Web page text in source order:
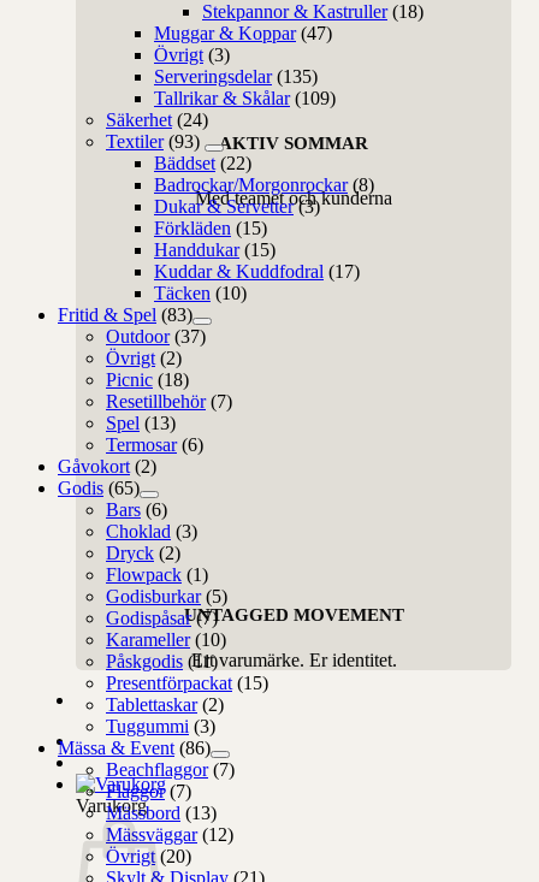
AKTIV SOMMAR
Med teamet och kunderna
UNTAGGED MOVEMENT
Ert varumärke. Er identitet.
Varukorg
Stekpannor & Kastruller (18)
Muggar & Koppar (47)
Övrigt (3)
Serveringsdelar (135)
Tallrikar & Skålar (109)
Säkerhet (24)
Textiler (93)
Bäddset (22)
Badrockar/Morgonrockar (8)
Dukar & Servetter (3)
Förkläden (15)
Handdukar (15)
Kuddar & Kuddfodral (17)
Täcken (10)
Fritid & Spel (83)
Outdoor (37)
Övrigt (2)
Picnic (18)
Resetillbehör (7)
Spel (13)
Termosar (6)
Gåvokort (2)
Godis (65)
Bars (6)
Choklad (3)
Dryck (2)
Flowpack (1)
Godisburkar (5)
Godispåsar (7)
Karameller (10)
Påskgodis (11)
Presentförpackat (15)
Tablettaskar (2)
Tuggummi (3)
Mässa & Event (86)
Beachflaggor (7)
Flaggor (7)
Mässbord (13)
Mässväggar (12)
Övrigt (20)
Skylt & Display (21)